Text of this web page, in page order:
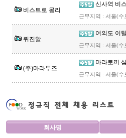
비스트로 몽리
신사역 비
근무지역 : 서울(수
퀴진알
여의도 이
근무지역 : 서울(수
(주)마라투즈
마라토끼
근무지역 : 서울(수
회사명